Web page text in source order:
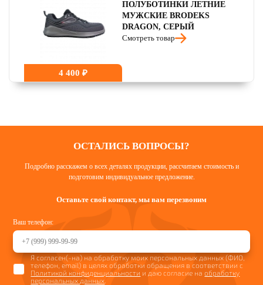
4 400 ₽
ПОЛУБОТИНКИ ЛЕТНИЕ
МУЖСКИЕ BRODEKS
DRAGON, СЕРЫЙ
Смотреть товар
ОСТАЛИСЬ ВОПРОСЫ?
Подробно расскажем о всех деталях продукции, рассчитаем стоимость и
подготовим индивидуальное предложение.
Оставьте свой контакт, мы вам перезвоним
Ваш телефон:
Я согласен(-на) на обработку моих персональных данных (ФИО,
телефон, email) в целях обработки обращения в соответствии с
Политикой конфиденциальности и даю согласие наобработку
персональных данных